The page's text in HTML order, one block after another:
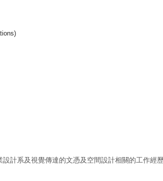
計系及視覺傳達的文憑及空間設計相關的工作經